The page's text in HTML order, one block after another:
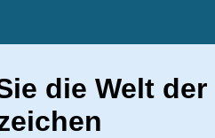
die Welt der